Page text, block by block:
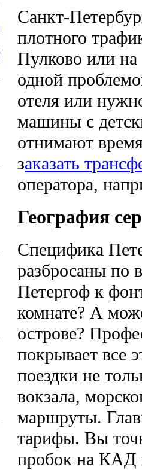
Санкт-
плотного
Пулково или на
одной
отеля или
машины с
отнимают
заказать
оператора,
География
Специфика
разбросаны по
Петергоф к
комнате? А
острове?
покрывает все
поездки не
вокзала,
маршруты.
тарифы. Вы
пробок на КАД